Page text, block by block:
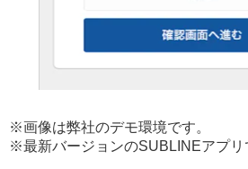
※画像は弊社のデモ環境です。
※最新バージョンのSUBLINEアプリ